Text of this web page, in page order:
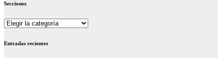
Secciones
Secciones
Entradas recientes